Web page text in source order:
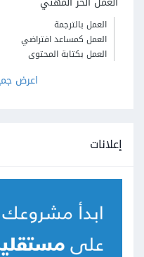
العمل بالترجمة
العمل كمساعد افتراضي
العمل بكتابة المحتوى
اعرض
إعلانات